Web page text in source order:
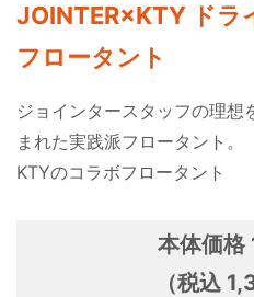
JOINTER×KTY ドラ
フロータント
ジョインタースタッフの理想
まれた実践派フロータント。
KTYのコラボフロータント
本体価格
（税込